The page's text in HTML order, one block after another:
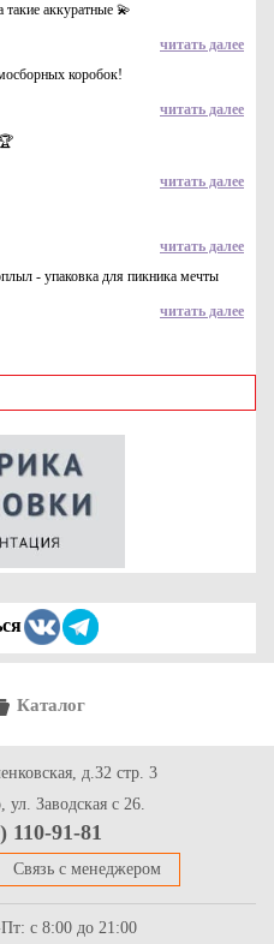
аккуратные 💫
читать далее
коробок!
читать далее
читать далее
читать далее
- упаковка для пикника мечты
читать далее
Каталог
д.32 стр. 3
Заводская с 26.
110-91-81
Связь с менеджером
с 8:00 до 21:00